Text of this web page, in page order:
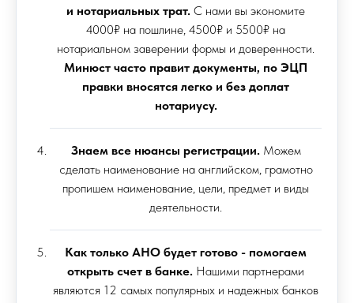
и нотариальных трат. С нами вы экономите
4000₽ на пошлине, 4500₽ и 5500₽ на
нотариальном заверении формы и доверенности.
Минюст часто правит документы, по ЭЦП
правки вносятся легко и без доплат
нотариусу.
Знаем все нюансы регистрации.Можем
сделать наименование на английском, грамотно
пропишем наименование, цели, предмет и виды
деятельности.
Как только АНО будет готово - помогаем
открыть счет в банке. Нашими партнерами
являются 12 самых популярных и надежных банков